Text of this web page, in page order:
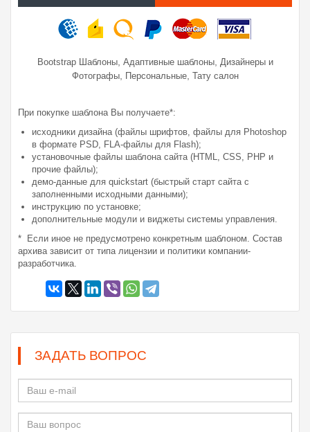
Bootstrap Шаблоны, Адаптивные шаблоны, Дизайнеры и
Фотографы, Персональные, Тату салон
При покупке шаблона Вы получаете*:
исходники дизайна (файлы шрифтов, файлы для Photoshop
в формате PSD, FLA-файлы для Flash);
установочные файлы шаблона сайта (HTML, CSS, PHP и
прочие файлы);
демо-данные для quickstart (быстрый старт сайта с
заполненными исходными данными);
инструкцию по установке;
дополнительные модули и виджеты системы управления.
* Если иное не предусмотрено конкретным шаблоном. Состав
архива зависит от типа лицензии и политики компании-
разработчика.
ЗАДАТЬ ВОПРОС